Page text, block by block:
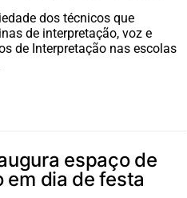
dos técnicos que
de interpretação, voz e
de Interpretação nas escolas
espaço de
em dia de festa